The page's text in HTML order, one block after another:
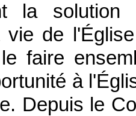
la solution
vie de
faire
à
Depuis le